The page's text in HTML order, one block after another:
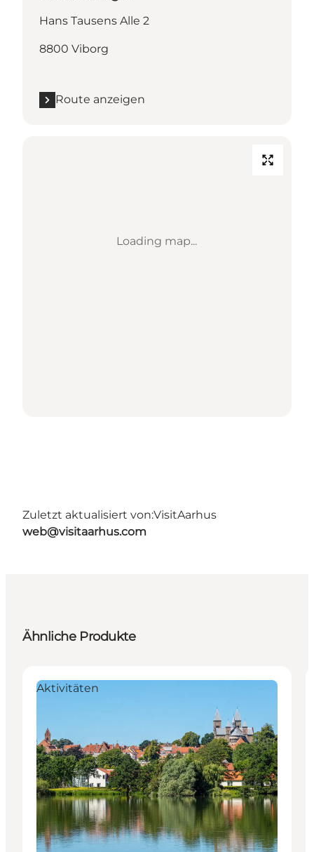
Hans Tausens Alle 2
8800 Viborg
Route anzeigen
Loading map...
Zuletzt aktualisiert von:VisitAarhus
web@visitaarhus.com
Ähnliche Produkte
Aktivitäten